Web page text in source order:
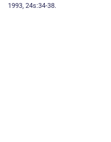
1993, 24s:34-38.